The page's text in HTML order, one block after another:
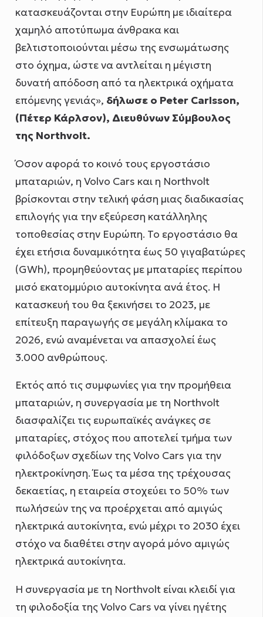
κατασκευάζονται στην Ευρώπη με ιδιαίτερα
χαμηλό αποτύπωμα άνθρακα και
βελτιστοποιούνται μέσω της ενσωμάτωσης
στο όχημα, ώστε να αντλείται η μέγιστη
δυνατή απόδοση από τα ηλεκτρικά οχήματα
επόμενης γενιάς», δήλωσε ο Peter Carlsson,
(Πέτερ Κάρλσον), Διευθύνων Σύμβουλος
της Northvolt.
Όσον αφορά το κοινό τους εργοστάσιο
μπαταριών, η Volvo Cars και η Northvolt
βρίσκονται στην τελική φάση μιας διαδικασίας
επιλογής για την εξεύρεση κατάλληλης
τοποθεσίας στην Ευρώπη. Το εργοστάσιο θα
έχει ετήσια δυναμικότητα έως 50 γιγαβατώρες
(GWh), προμηθεύοντας με μπαταρίες περίπου
μισό εκατομμύριο αυτοκίνητα ανά έτος. Η
κατασκευή του θα ξεκινήσει το 2023, με
επίτευξη παραγωγής σε μεγάλη κλίμακα το
2026, ενώ αναμένεται να απασχολεί έως
3.000 ανθρώπους.
Εκτός από τις συμφωνίες για την προμήθεια
μπαταριών, η συνεργασία με τη Northvolt
διασφαλίζει τις ευρωπαϊκές ανάγκες σε
μπαταρίες, στόχος που αποτελεί τμήμα των
φιλόδοξων σχεδίων της Volvo Cars για την
ηλεκτροκίνηση. Έως τα μέσα της τρέχουσας
δεκαετίας, η εταιρεία στοχεύει το 50% των
πωλήσεών της να προέρχεται από αμιγώς
ηλεκτρικά αυτοκίνητα, ενώ μέχρι το 2030 έχει
στόχο να διαθέτει στην αγορά μόνο αμιγώς
ηλεκτρικά αυτοκίνητα.
Η συνεργασία με τη Northvolt είναι κλειδί για
τη φιλοδοξία της Volvo Cars να γίνει ηγέτης